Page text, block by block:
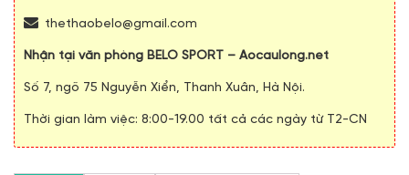
thethaobelo@gmail.com
Nhận tại văn phòng BELO SPORT – Aocaulong.net
Số 7, ngõ 75 Nguyễn Xiển, Thanh Xuân, Hà Nội.
Thời gian làm việc: 8:00-19.00 tất cả các ngày từ T2-CN